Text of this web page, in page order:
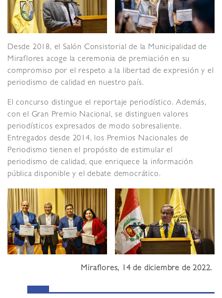
Desde 2018, el Salón Consistorial de la Municipalidad de
Miraflores acoge la ceremonia de premiación en su
compromiso por el respeto a la libertad de expresión y el
periodismo de calidad en nuestro país.
El concurso distingue el reportaje periodístico. Además,
con el Gran Premio Nacional, se distinguen valores
periodísticos expresados de modo sobresaliente.
Entregados desde 2014, los Premios Nacionales de
Periodismo tienen el propósito de estimular el
periodismo de calidad, que enriquece la información
pública disponible y el debate democrático.
Miraflores, 14 de diciembre de 2022.